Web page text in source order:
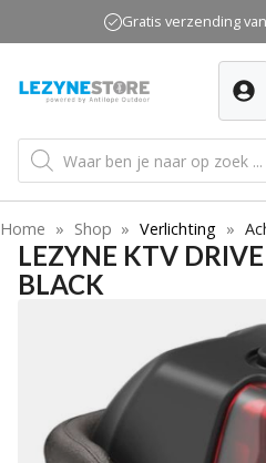
naar
inhoud
Gratis verzending
Producten
zoeken
Home » Shop » Verlichting »
LEZYNE KTV
BLACK